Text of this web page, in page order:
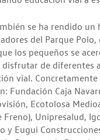
se ha rendido un
del Parque Polo,
los pequeños se
disfrutar de diferentes
vial. Concretamente
Fundación Caja
Ecotolosa
Freno), Unipresalud,
y Eugui